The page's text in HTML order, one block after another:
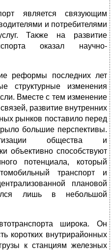
является связующим
и потребителями
Также на развитие
оказал научно-
реформы последних лет
структурные изменения
Вместе с тем изменение
развитие внутренних
рынков поставило перед
большие перспективы.
общества и
объективно способствуют
потенциала, который
транспорт и
плановой
лишь в небольшой
широка. Он
коротких внутрирайонных
к станциям железных